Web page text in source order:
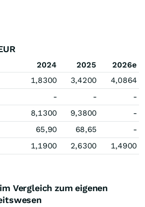
2024 2025
2026e
1,8300 3,4200
4,0864
- -
-
8,1300 9,3800
-
65,90 68,65
-
1,1900 2,6300 1,4900
Vergleich zum eigenen